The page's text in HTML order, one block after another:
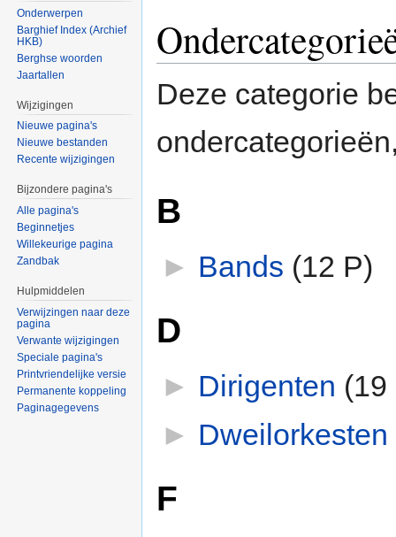
Deze categorie
B
► Bands (12 P)
D
► Dirigenten (19
► Dweilorkesten
F
Onderwerpen
Barghief Index (Archief
HKB)
Berghse woorden
Jaartallen
Wijzigingen
Nieuwe pagina's
Nieuwe bestanden
Recente wijzigingen
Bijzondere pagina's
Alle pagina's
Beginnetjes
Willekeurige pagina
Zandbak
Hulpmiddelen
Verwijzingen naar deze
pagina
Verwante wijzigingen
Speciale pagina's
Printvriendelijke versie
Permanente koppeling
Paginagegevens